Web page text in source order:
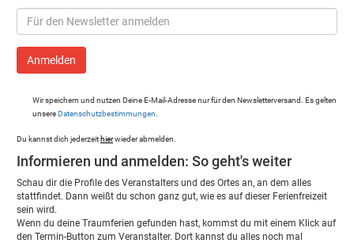
Wir speichern und nutzen Deine E-Mail-Adresse nur für den Newsletterversand. Es gelten
unsereDatenschutzbestimmungen
Du kannst dich jederzeit hierwieder abmelden.
Informieren und anmelden: So geht's weiter
Schau dir die Profile des Veranstalters und des Ortes an, an dem alles
stattfindet. Dann weißt du schon ganz gut, wie es auf dieser Ferienfreizeit
sein wird.
Wenn du deine Traumferien gefunden hast, kommst du mit einem Klick auf
den Termin-Button zum Veranstalter. Dort kannst du alles noch mal